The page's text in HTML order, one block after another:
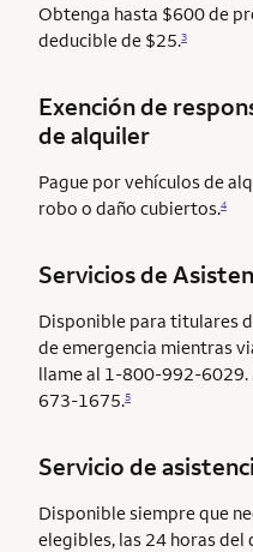
Obtenga hasta $600 de
deducible de $25.3
Exención de
de alquiler
Pague por vehículos de
robo o daño cubiertos.4
Servicios de
Disponible para titulares
de emergencia mientras
llame al 1-800-992-6029.
673-1675.5
Servicio de
Disponible siempre que
elegibles, las 24 horas del